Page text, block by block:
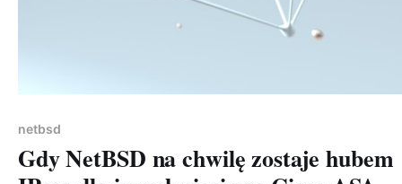
netbsd
Gdy NetBSD na chwilę zostaje hubem